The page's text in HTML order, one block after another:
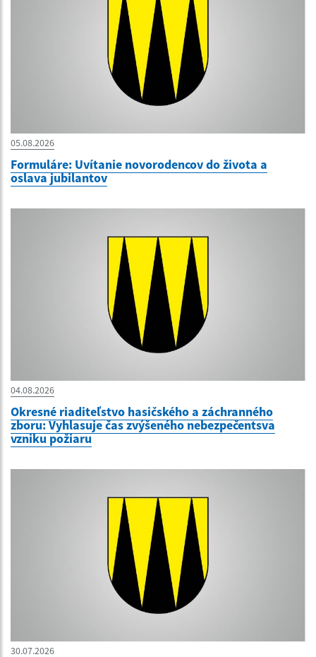
05.08.2026
Formuláre: Uvítanie novorodencov do života a
oslava jubilantov
04.08.2026
Okresné riaditeľstvo hasičského a záchranného
zboru: Vyhlasuje čas zvýšeného nebezpečentsva
vzniku požiaru
30.07.2026